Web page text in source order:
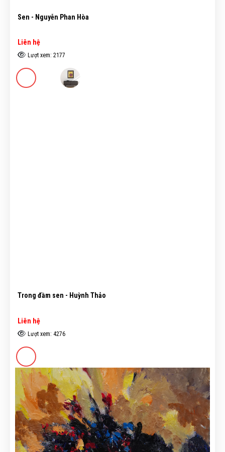
Sen - Nguyễn Phan Hòa
Liên hệ
Lượt xem: 2177
Trong đầm sen - Huỳnh Thảo
Liên hệ
Lượt xem: 4276